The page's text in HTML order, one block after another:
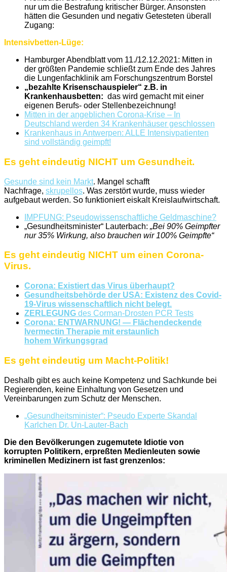
nur um die Bestrafung kritischer Bürger. Ansonsten
hätten die Gesunden und negativ Getesteten überall
Zugang:
Intensivbetten-Lüge:
Hamburger Abendblatt vom 11./12.12.2021: Mitten in
der größten Pandemie schließt zum Ende des Jahres
die Lungenfachklinik am Forschungszentrum Borstel
„bezahlte Krisenschauspieler“ z.B. in
Krankenhausbetten: das wird gemacht mit einer
eigenen Berufs- oder Stellenbezeichnung!
Mitten in der angeblichen Corona-Krise – In
Deutschland werden 34 Krankenhäuser geschlossen
Krankenhaus in Antwerpen: ALLE Intensivpatienten
sind vollständig geimpft!
Es geht eindeutig NICHT um Gesundheit.
Gesunde sind kein Markt. Mangel schafft
Nachfrage, skrupellos. Was zerstört wurde, muss wieder
aufgebaut werden. So funktioniert eiskalt Kreislaufwirtschaft.
IMPFUNG: Pseudowissenschaftliche Geldmaschine?
„Gesundheitsminister“ Lauterbach: „Bei 90% Geimpfter
nur 35% Wirkung, also brauchen wir 100% Geimpfte“
Es geht eindeutig NICHT um einen Corona-
Virus.
Corona: Existiert das Virus überhaupt?
Gesundheitsbehörde der USA: Existenz des Covid-
19-Virus wissenschaftlich nicht belegt.
ZERLEGUNG des Corman-Drosten PCR Tests
Corona: ENTWARNUNG! — Flächendeckende
Ivermectin Therapie mit erstaunlich
hohem Wirkungsgrad
Es geht eindeutig um Macht-Politik!
Deshalb gibt es auch keine Kompetenz und Sachkunde bei
Regierenden, keine Einhaltung von Gesetzen und
Vereinbarungen zum Schutz der Menschen.
„Gesundheitsminister“: Pseudo Experte Skandal
Karlchen Dr. Un-Lauter-Bach
Die den Bevölkerungen zugemutete Idiotie von
korrupten Politikern, erpreßten Medienleuten sowie
kriminellen Medizinern ist fast grenzenlos: